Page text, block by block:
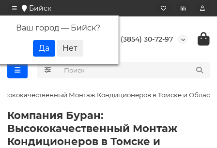
Бийск
Ваш город — Бийск?
+7 (3854) 30-72-97
Монтаж Кондиционеров в Томске и Области
Компания Буран:
Высококачественный Монтаж
Кондиционеров в Томске и